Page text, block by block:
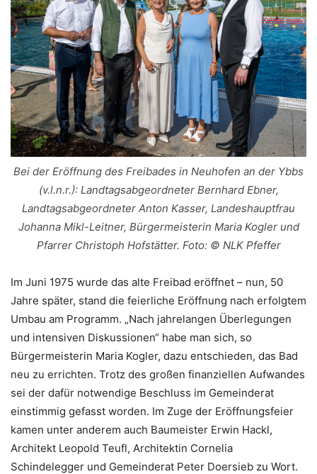
Bei der Eröffnung des Freibades in Neuhofen an der Ybbs
(v.l.n.r.): Landtagsabgeordneter Bernhard Ebner,
Landtagsabgeordneter Anton Kasser, Landeshauptfrau
Johanna Mikl-Leitner, Bürgermeisterin Maria Kogler und
Pfarrer Christoph Hofstätter. Foto: © NLK Pfeffer
Im Juni 1975 wurde das alte Freibad eröffnet – nun, 50
Jahre später, stand die feierliche Eröffnung nach erfolgtem
Umbau am Programm. „Nach jahrelangen Überlegungen
und intensiven Diskussionen“ habe man sich, so
Bürgermeisterin Maria Kogler, dazu entschieden, das Bad
neu zu errichten. Trotz des großen finanziellen Aufwandes
sei der dafür notwendige Beschluss im Gemeinderat
einstimmig gefasst worden. Im Zuge der Eröffnungsfeier
kamen unter anderem auch Baumeister Erwin Hackl,
Architekt Leopold Teufl, Architektin Cornelia
Schindelegger und Gemeinderat Peter Doersieb zu Wort.